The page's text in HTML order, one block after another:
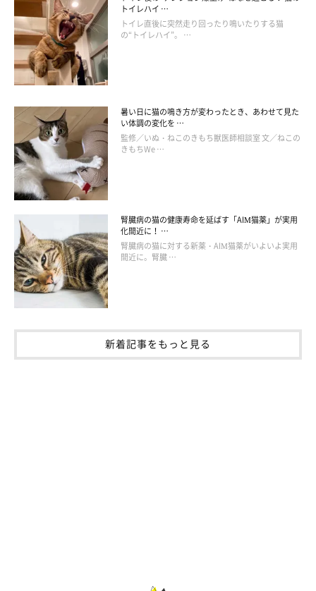
トイレハイ …
トイレ直後に突然走り回ったり鳴いたりする猫
の“トイレハイ”。 …
暑い日に猫の鳴き方が変わったとき、あわせて見た
い体調の変化を …
監修／いぬ・ねこのきもち獣医師相談室 文／ねこの
きもちWe …
腎臓病の猫の健康寿命を延ばす「AIM猫薬」が実用
化間近に！ …
腎臓病の猫に対する新薬・AIM猫薬がいよいよ実用
間近に。腎臓 …
新着記事をもっと見る